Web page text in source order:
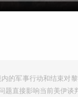
的军事行动和结束对
题直接影响当前美伊谈